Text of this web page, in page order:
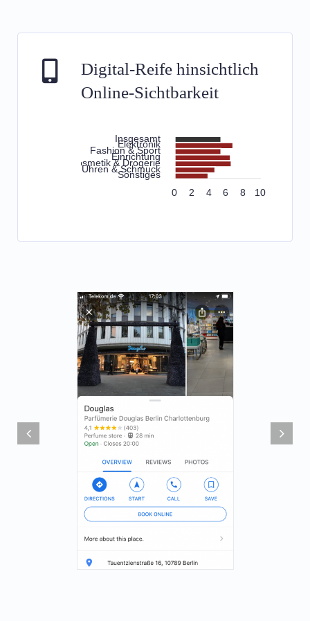
Digital-Reife hinsichtlich
Online-Sichtbarkeit